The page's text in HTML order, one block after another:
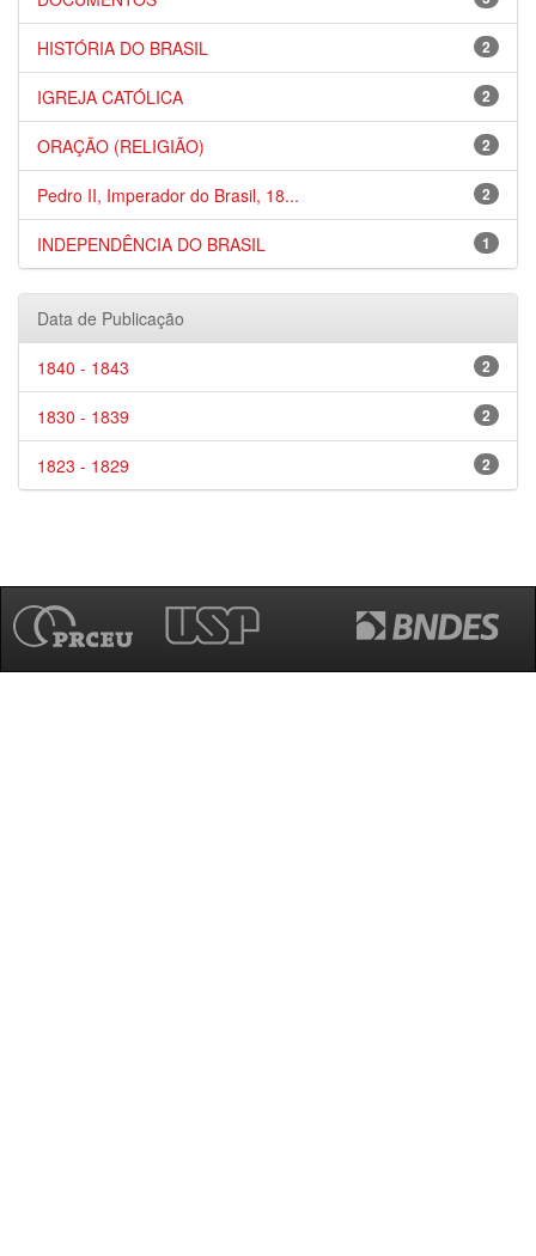
2
HISTÓRIA DO BRASIL
2
IGREJA CATÓLICA
2
ORAÇÃO (RELIGIÃO)
2
Pedro II, Imperador do Brasil, 18...
1
INDEPENDÊNCIA DO BRASIL
Data de Publicação
2
1840 - 1843
2
1830 - 1839
2
1823 - 1829